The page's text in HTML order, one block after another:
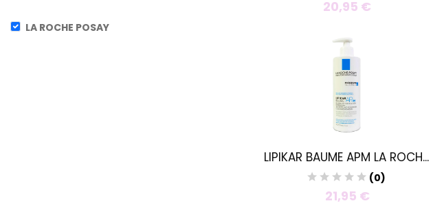
LA ROCHE POSAY
20,95 €
LIPIKAR BAUME APM LA ROCH...
(0)
21,95 €